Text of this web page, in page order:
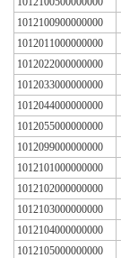
1012100900000000
1012011000000000
1012022000000000
1012033000000000
1012044000000000
1012055000000000
1012099000000000
1012101000000000
1012102000000000
1012103000000000
1012104000000000
1012105000000000